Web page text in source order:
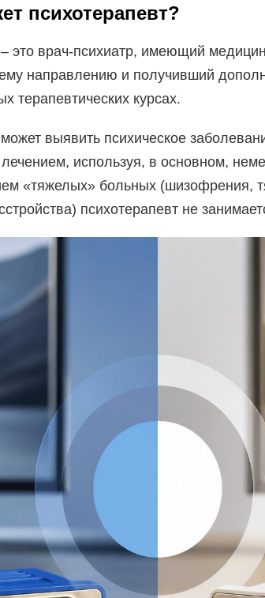
психотерапевт?
это врач-психиатр, имеющий
направлению и получивший
терапевтических курсах.
выявить психическое
лечением, используя, в основном,
«тяжелых» больных (шизофрения,
психотерапевт не